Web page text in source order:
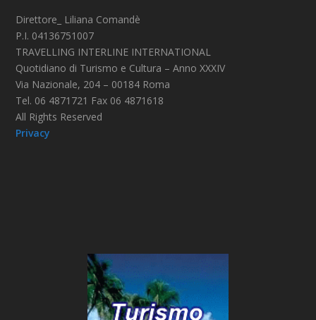
Direttore_ Liliana Comandè
P.I. 04136751007
TRAVELLING INTERLINE INTERNATIONAL
Quotidiano di Turismo e Cultura – Anno XXXIV
Via Nazionale, 204 – 00184 Roma
Tel. 06 4871721 Fax 06 4871618
All Rights Reserved
Privacy